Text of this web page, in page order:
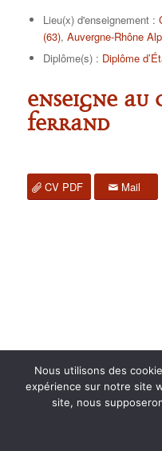
Lieu(x) d'enseignement :
(63), Auvergne-Rhône
Diplôme(s) : Diplôme
Enseigne au
Ferrand
CV PDF Mail
2015 anPad - RéalisationTicoët
Mentions Légales
Nous écrire
Nous utilisons des
expérience sur notre site
site, nous